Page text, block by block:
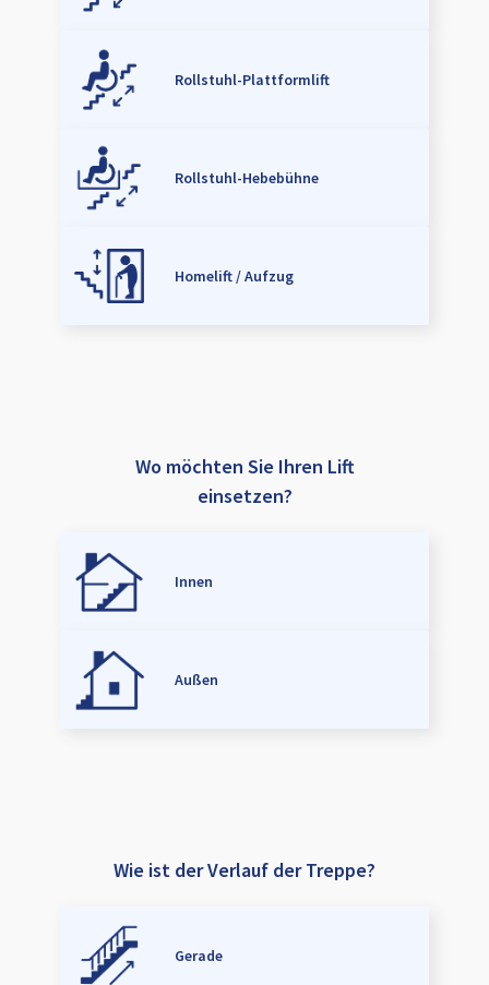
Rollstuhl-Plattformlift
Rollstuhl-Hebebühne
Homelift / Aufzug
Wo möchten Sie Ihren Lift
einsetzen?
Innen
Außen
Wie ist der Verlauf der Treppe?
Gerade